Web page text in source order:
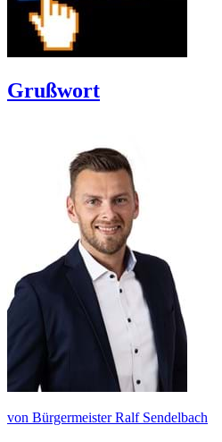
Grußwort
von Bürgermeister Ralf Sendelbach